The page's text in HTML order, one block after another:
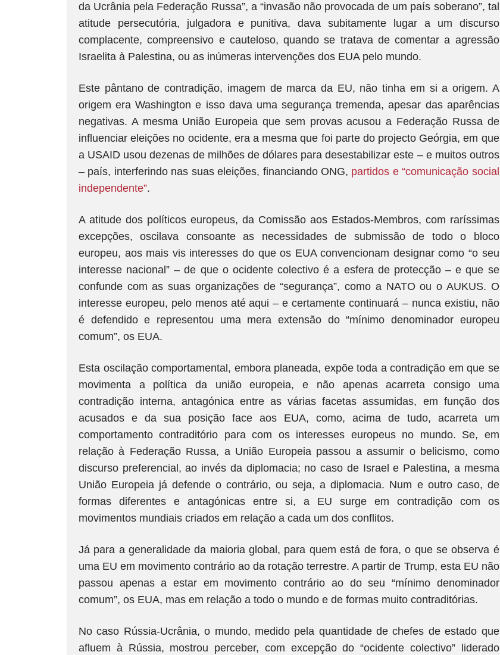
da Ucrânia pela Federação Russa”, a “invasão não provocada de um país soberano”, tal
atitude persecutória, julgadora e punitiva, dava subitamente lugar a um discurso
complacente, compreensivo e cauteloso, quando se tratava de comentar a agressão
Israelita à Palestina, ou as inúmeras intervenções dos EUA pelo mundo.
Este pântano de contradição, imagem de marca da EU, não tinha em si a origem. A
origem era Washington e isso dava uma segurança tremenda, apesar das aparências
negativas. A mesma União Europeia que sem provas acusou a Federação Russa de
influenciar eleições no ocidente, era a mesma que foi parte do projecto Geórgia, em que
a USAID usou dezenas de milhões de dólares para desestabilizar este – e muitos outros
– país, interferindo nas suas eleições, financiando ONG, partidos e “comunicação social
independente”.
A atitude dos políticos europeus, da Comissão aos Estados-Membros, com raríssimas
excepções, oscilava consoante as necessidades de submissão de todo o bloco
europeu, aos mais vis interesses do que os EUA convencionam designar como “o seu
interesse nacional” – de que o ocidente colectivo é a esfera de protecção – e que se
confunde com as suas organizações de “segurança”, como a NATO ou o AUKUS. O
interesse europeu, pelo menos até aqui – e certamente continuará – nunca existiu, não
é defendido e representou uma mera extensão do “mínimo denominador europeu
comum”, os EUA.
Esta oscilação comportamental, embora planeada, expõe toda a contradição em que se
movimenta a política da união europeia, e não apenas acarreta consigo uma
contradição interna, antagónica entre as várias facetas assumidas, em função dos
acusados e da sua posição face aos EUA, como, acima de tudo, acarreta um
comportamento contraditório para com os interesses europeus no mundo. Se, em
relação à Federação Russa, a União Europeia passou a assumir o belicismo, como
discurso preferencial, ao invés da diplomacia; no caso de Israel e Palestina, a mesma
União Europeia já defende o contrário, ou seja, a diplomacia. Num e outro caso, de
formas diferentes e antagónicas entre si, a EU surge em contradição com os
movimentos mundiais criados em relação a cada um dos conflitos.
Já para a generalidade da maioria global, para quem está de fora, o que se observa é
uma EU em movimento contrário ao da rotação terrestre. A partir de Trump, esta EU não
passou apenas a estar em movimento contrário ao do seu “mínimo denominador
comum”, os EUA, mas em relação a todo o mundo e de formas muito contraditórias.
No caso Rússia-Ucrânia, o mundo, medido pela quantidade de chefes de estado que
afluem à Rússia, mostrou perceber, com excepção do “ocidente colectivo” liderado